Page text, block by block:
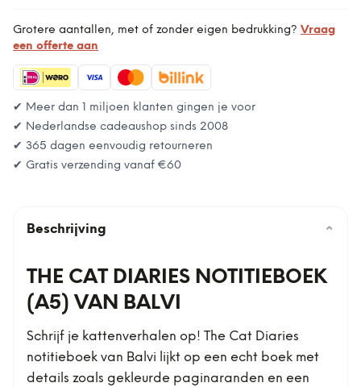
Grotere aantallen, met of zonder eigen bedrukking? Vraag
een offerte aan
✔ Meer dan 1 miljoen klanten gingen je voor
✔ Nederlandse cadeaushop sinds 2008
✔ 365 dagen eenvoudig retourneren
✔ Gratis verzending vanaf €60
Beschrijving ⌄
THE CAT DIARIES NOTITIEBOEK
(A5) VAN BALVI
Schrijf je kattenverhalen op! The Cat Diaries
notitieboek van Balvi lijkt op een echt boek met
details zoals gekleurde paginaranden en een